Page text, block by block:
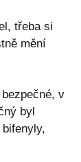
třeba si
mění
v
byl